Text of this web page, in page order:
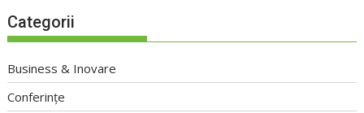
Categorii
Business & Inovare
Conferințe